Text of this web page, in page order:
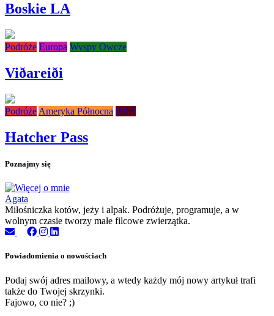
Boskie LA
Podróże Europa Wyspy Owcze
Viðareiði
Podróże Ameryka Północna USA
Hatcher Pass
Poznajmy się
Agata
Miłośniczka kotów, jeży i alpak. Podróżuje, programuje, a w
wolnym czasie tworzy małe filcowe zwierzątka.
Powiadomienia o nowościach
Podaj swój adres mailowy, a wtedy każdy mój nowy artykuł trafi
także do Twojej skrzynki.
Fajowo, co nie? ;)